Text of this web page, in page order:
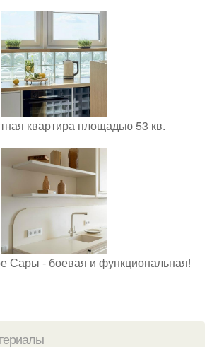
квартира площадью 53 кв.
Сары - боевая и функциональная!